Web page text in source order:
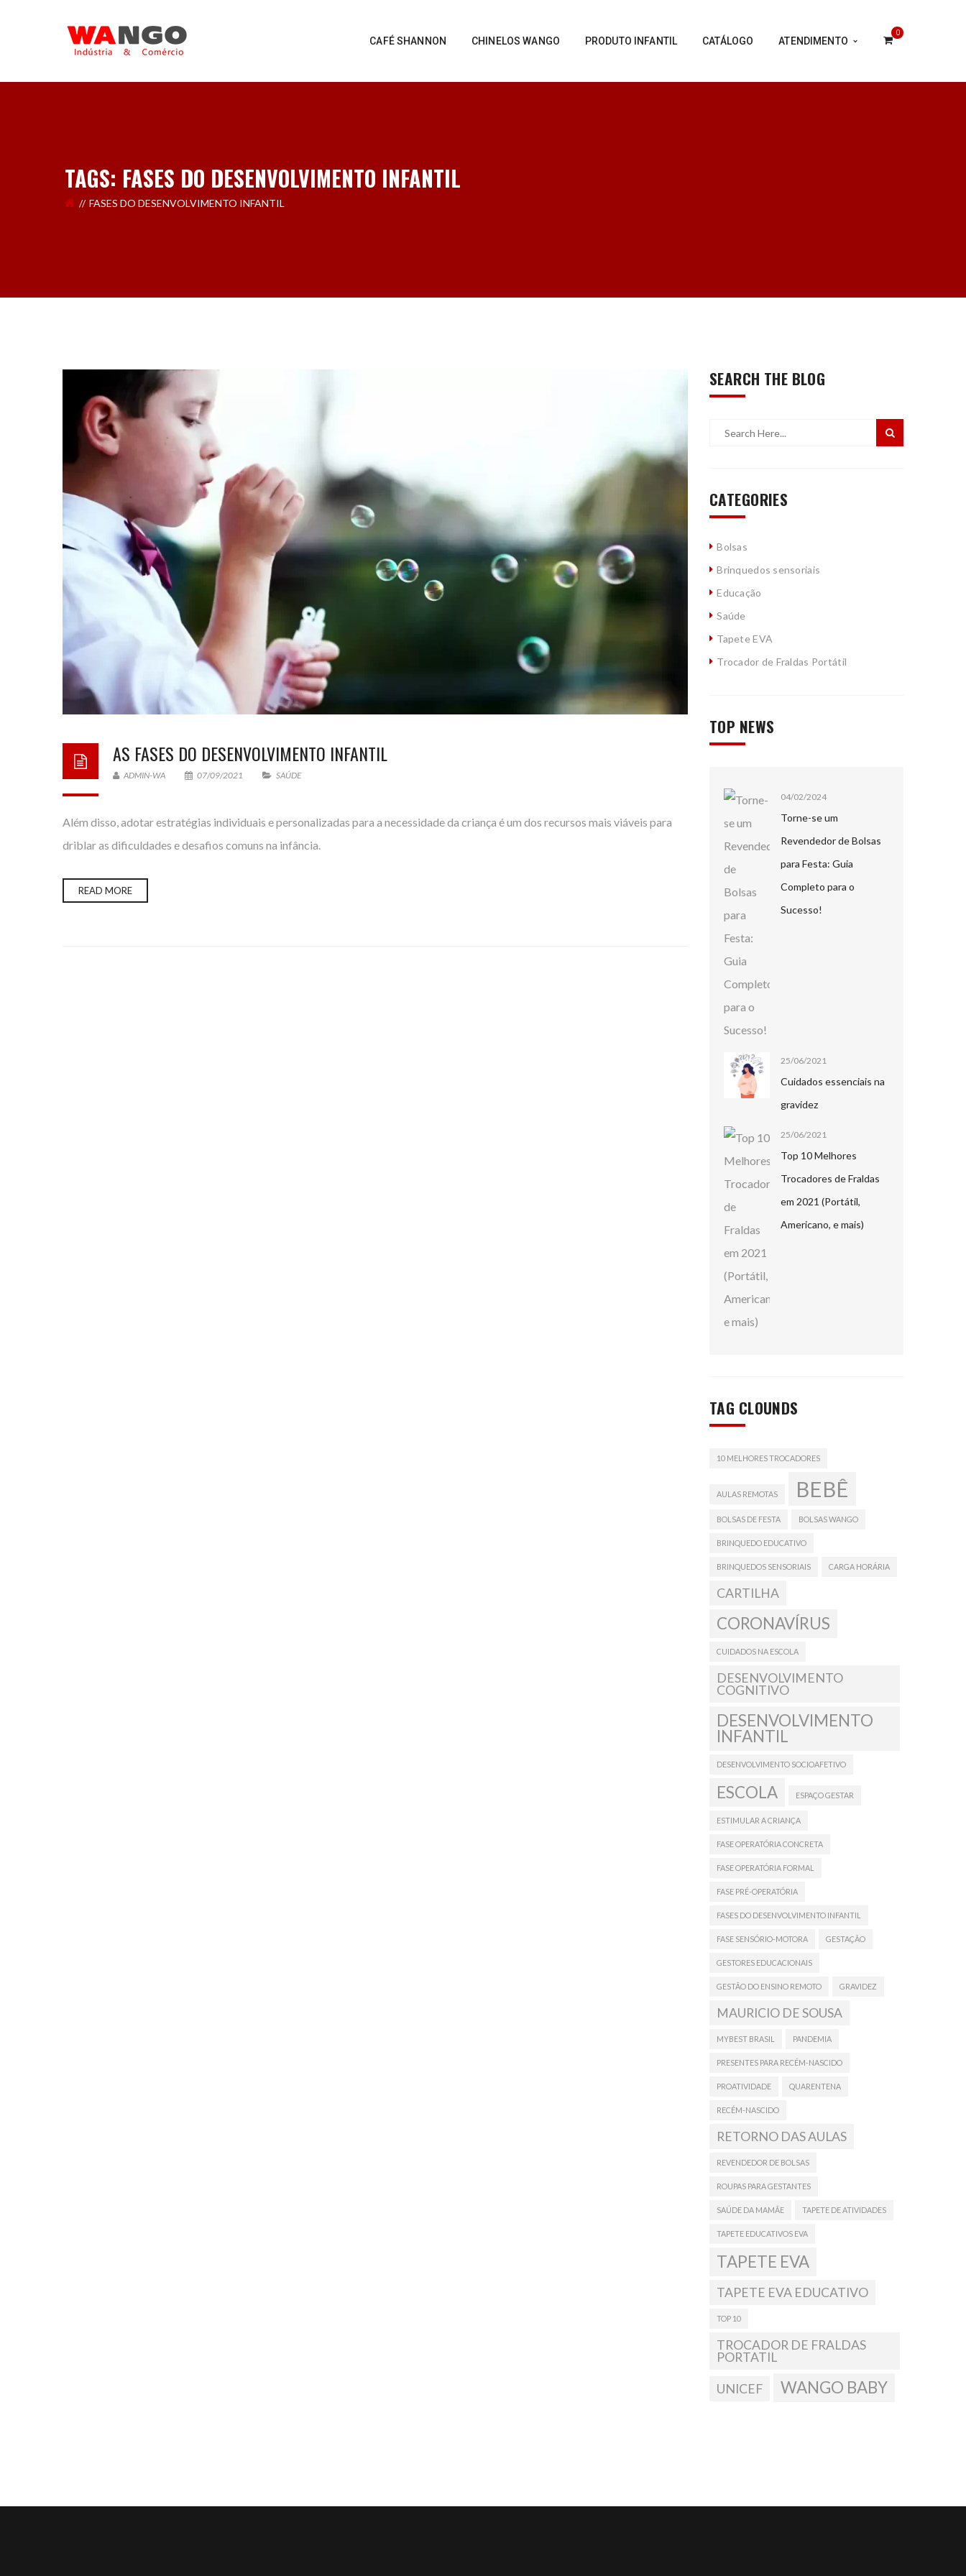
CAFÉ SHANNON CHINELOS WANGO PRODUTO INFANTIL CATÁLOGO ATENDIMENTO
0
TAGS: FASES DO DESENVOLVIMENTO INFANTIL
FASES DO DESENVOLVIMENTO INFANTIL
AS FASES DO DESENVOLVIMENTO INFANTIL
ADMIN-WA 07/09/2021 SAÚDE
Além disso, adotar estratégias individuais e personalizadas para a necessidade da criança é um dos recursos mais viáveis para
driblar as dificuldades e desafios comuns na infância.
READ MORE
SEARCH THE BLOG
CATEGORIES
Bolsas
Brinquedos sensoriais
Educação
Saúde
Tapete EVA
Trocador de Fraldas Portátil
TOP NEWS
04/02/2024
Torne-se um
Revendedor de Bolsas
para Festa: Guia
Completo para o
Sucesso!
25/06/2021
Cuidados essenciais na
gravidez
25/06/2021
Top 10 Melhores
Trocadores de Fraldas
em 2021 (Portátil,
Americano, e mais)
TAG CLOUNDS
10 MELHORES TROCADORES
AULAS REMOTAS BEBÊ
BOLSAS DE FESTA BOLSAS WANGO
BRINQUEDO EDUCATIVO
BRINQUEDOS SENSORIAIS CARGA HORÁRIA
CARTILHA
CORONAVÍRUS
CUIDADOS NA ESCOLA
DESENVOLVIMENTO
COGNITIVO
DESENVOLVIMENTO
INFANTIL
DESENVOLVIMENTO SOCIOAFETIVO
ESCOLA ESPAÇO GESTAR
ESTIMULAR A CRIANÇA
FASE OPERATÓRIA CONCRETA
FASE OPERATÓRIA FORMAL
FASE PRÉ-OPERATÓRIA
FASES DO DESENVOLVIMENTO INFANTIL
FASE SENSÓRIO-MOTORA GESTAÇÃO
GESTORES EDUCACIONAIS
GESTÃO DO ENSINO REMOTO GRAVIDEZ
MAURICIO DE SOUSA
MYBEST BRASIL PANDEMIA
PRESENTES PARA RECÉM-NASCIDO
PROATIVIDADE QUARENTENA
RECÉM-NASCIDO
RETORNO DAS AULAS
REVENDEDOR DE BOLSAS
ROUPAS PARA GESTANTES
SAÚDE DA MAMÃE TAPETE DE ATIVIDADES
TAPETE EDUCATIVOS EVA
TAPETE EVA
TAPETE EVA EDUCATIVO
TOP 10
TROCADOR DE FRALDAS
PORTATIL
UNICEF WANGO BABY